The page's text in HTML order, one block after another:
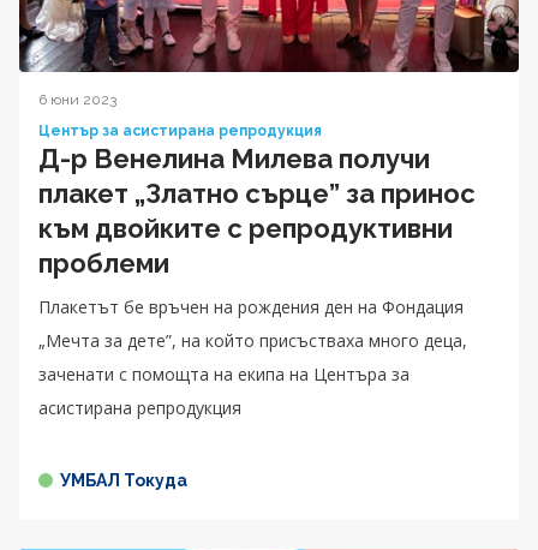
6 юни 2023
Център за асистирана репродукция
Д-р Венелина Милева получи
плакет „Златно сърце” за принос
към двойките с репродуктивни
проблеми
Плакетът бе връчен на рождения ден на Фондация
„Мечта за дете”, на който присъстваха много деца,
заченати с помощта на екипа на Центъра за
асистирана репродукция
УМБАЛ Токуда